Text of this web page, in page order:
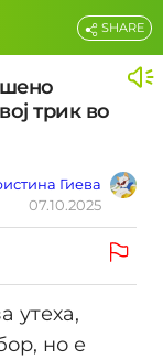
трик во
Гиева
07.10.2025
SHARE
утеха,
но е